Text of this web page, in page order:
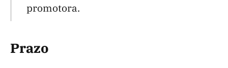
promotora.
Prazo